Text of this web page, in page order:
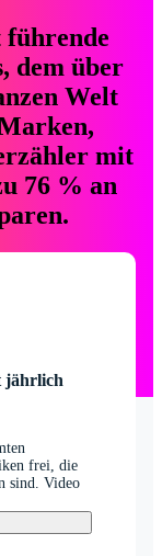
führende
dem über
Welt
mit
76 % an
jährlich
frei, die
sind. Video